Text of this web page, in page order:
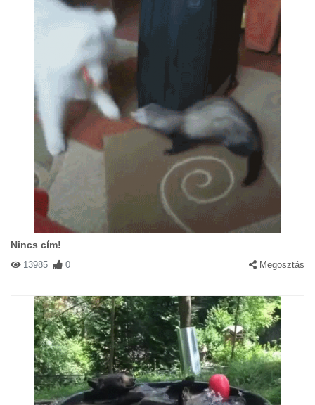
Nincs cím!
13985 0 Megosztás